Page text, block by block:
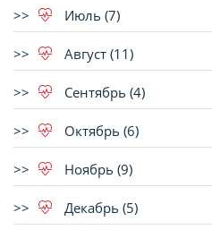
Июль (7)
Август (11)
Сентябрь (4)
Октябрь (6)
Ноябрь (9)
Декабрь (5)